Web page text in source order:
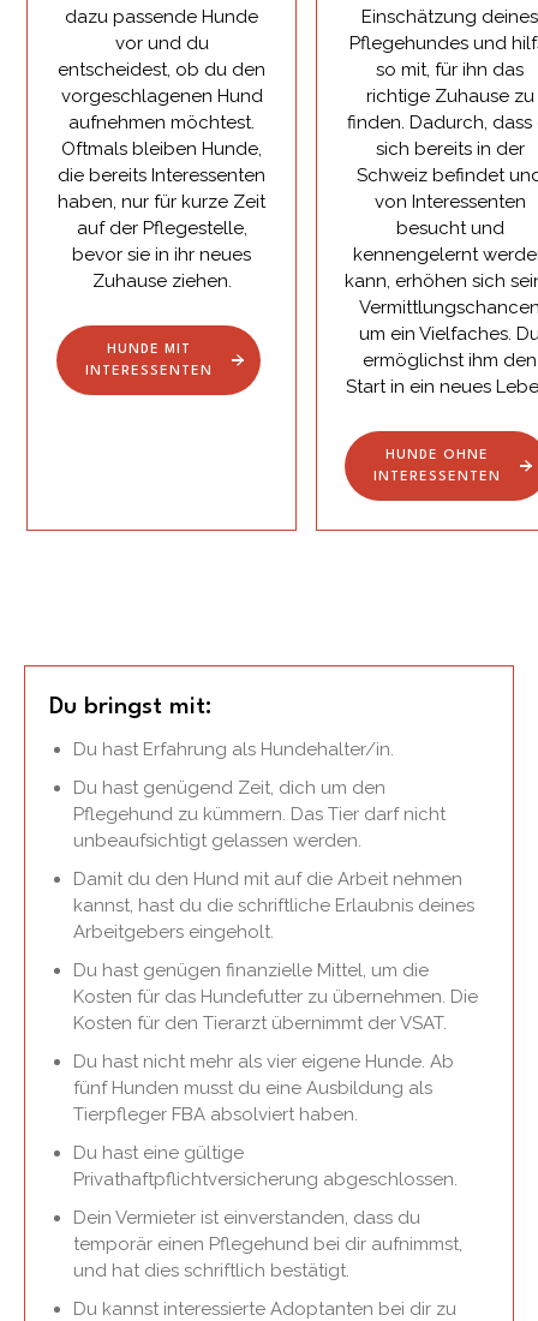
dazu passende Hunde
vor und du
entscheidest, ob du den
vorgeschlagenen Hund
aufnehmen möchtest.
Oftmals bleiben Hunde,
die bereits Interessenten
haben, nur für kurze Zeit
auf der Pflegestelle,
bevor sie in ihr neues
Zuhause ziehen.
HUNDE MIT
INTERESSENTEN
Einschätzung deines
Pflegehundes und
so mit, für ihn das
richtige Zuhause zu
finden. Dadurch, dass
sich bereits in der
Schweiz befindet
von Interessenten
besucht und
kennengelernt
kann, erhöhen sich
um ein Vielfaches.
ermöglichst ihm den
Start in ein neues
HUNDE OHNE
INTERESSENTEN
Du bringst mit:
Du hast Erfahrung als Hundehalter/in.
Du hast genügend Zeit, dich um den
Pflegehund zu kümmern. Das Tier darf nicht
unbeaufsichtigt gelassen werden.
Damit du den Hund mit auf die Arbeit nehmen
kannst, hast du die schriftliche Erlaubnis deines
Arbeitgebers eingeholt.
Du hast genügen finanzielle Mittel, um die
Kosten für das Hundefutter zu übernehmen. Die
Kosten für den Tierarzt übernimmt der VSAT.
Du hast nicht mehr als vier eigene Hunde. Ab
fünf Hunden musst du eine Ausbildung als
Tierpfleger FBA absolviert haben.
Du hast eine gültige
Privathaftpflichtversicherung abgeschlossen.
Dein Vermieter ist einverstanden, dass du
temporär einen Pflegehund bei dir aufnimmst,
und hat dies schriftlich bestätigt.
Du kannst interessierte Adoptanten bei dir zu